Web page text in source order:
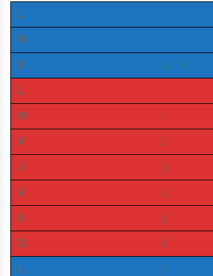
L
M
X
Jun »
L
M
1
X
2
J
3
V
4
S
5
D
6
L
7